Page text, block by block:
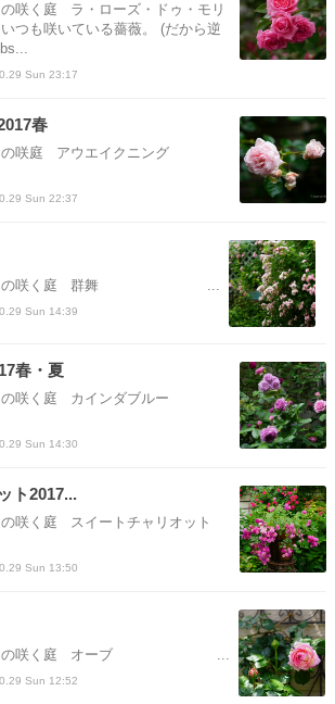
咲く庭 ラ・ローズ・ドゥ・モリ
も咲いている薔薇。 (だから逆
Sun 23:17
春
ラの咲庭 アウエイクニング
Sun 22:37
バラの咲く庭 群舞 ...
Sun 14:39
春・夏
ラの咲く庭 カインダブルー
Sun 14:30
ト2017...
の咲く庭 スイートチャリオット
Sun 13:50
バラの咲く庭 オーブ ...
Sun 12:52